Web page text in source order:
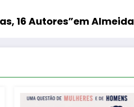
16 Autores”em Almeida